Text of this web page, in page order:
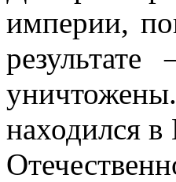
империи,
находился